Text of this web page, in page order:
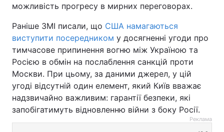
можливість прогресу в мирних переговорах.
Раніше ЗМІ писали, що США намагаються
виступити посередником у досягненні угоди про
тимчасове припинення вогню між Україною та
Росією в обмін на послаблення санкцій проти
Москви. При цьому, за даними джерел, у цій
угоді відсутній один елемент, який Київ вважає
надзвичайно важливим: гарантії безпеки, які
запобігатимуть відновленню війни з боку Росії.
Реклама